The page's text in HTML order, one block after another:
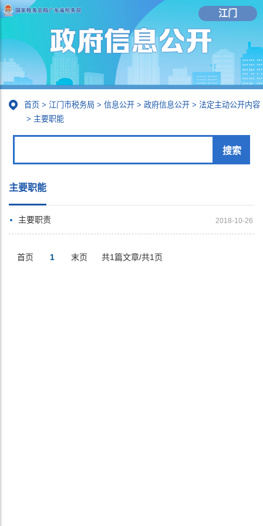
江门
首页 > 江门市税务局 > 信息公开 > 政府信息公开 > 法定主动公开内容
> 主要职能
主要职能
主要职责 2018-10-26
首页 1 末页 共1篇文章/共1页